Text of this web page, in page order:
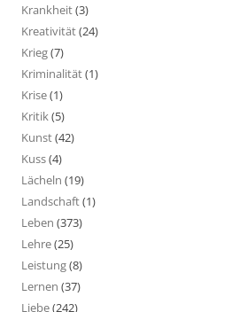
Krankheit(3)
Kreativität(24)
Krieg(7)
Kriminalität(1)
Krise(1)
Kritik(5)
Kunst(42)
Kuss(4)
Lächeln (19)
Landschaft(1)
Leben (373)
Lehre(25)
Leistung(8)
Lernen (37)
Liebe(242)